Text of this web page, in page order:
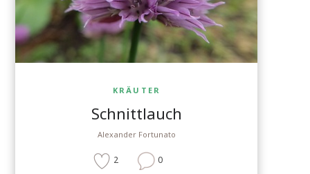
KRÄUTER
Schnittlauch
Alexander Fortunato
2 0